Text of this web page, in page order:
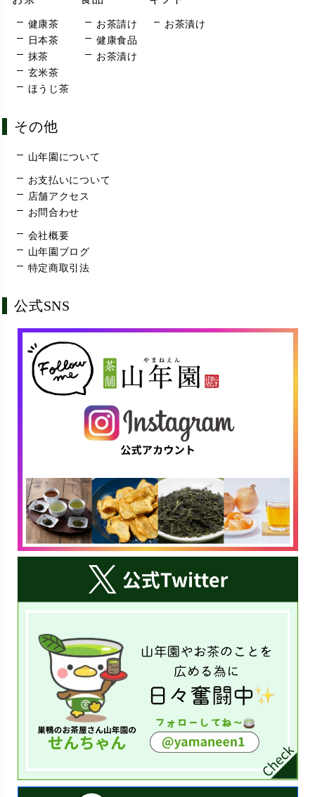
健康茶
日本茶
抹茶
玄米茶
ほうじ茶
お茶請け
健康食品
お茶漬け
お茶漬け
その他
山年園について
お支払いについて
店舗アクセス
お問合わせ
会社概要
山年園ブログ
特定商取引法
公式SNS